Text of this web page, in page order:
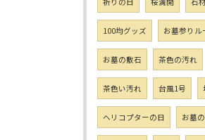
100均グッズ お墓参りル
お墓の敷石 茶色の汚れ
茶色い汚れ 台風1号
ヘリコプターの日 お墓